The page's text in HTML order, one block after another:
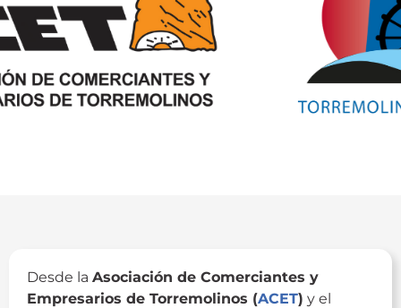
Desde la Asociación de Comerciantes y
Empresarios de Torremolinos (ACET) y el